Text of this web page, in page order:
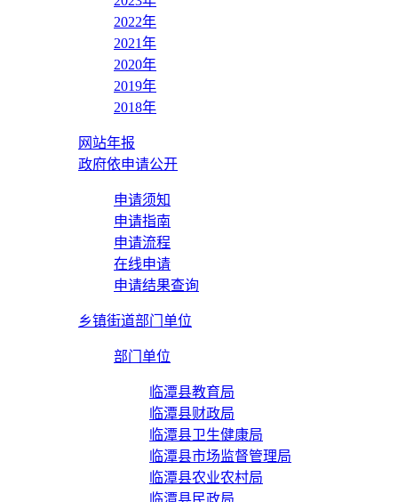
2022年
2021年
2020年
2019年
2018年
网站年报
政府依申请公开
申请须知
申请指南
申请流程
在线申请
申请结果查询
乡镇街道部门单位
部门单位
临潭县教育局
临潭县财政局
临潭县卫生健康局
临潭县市场监督管理局
临潭县农业农村局
临潭县民政局